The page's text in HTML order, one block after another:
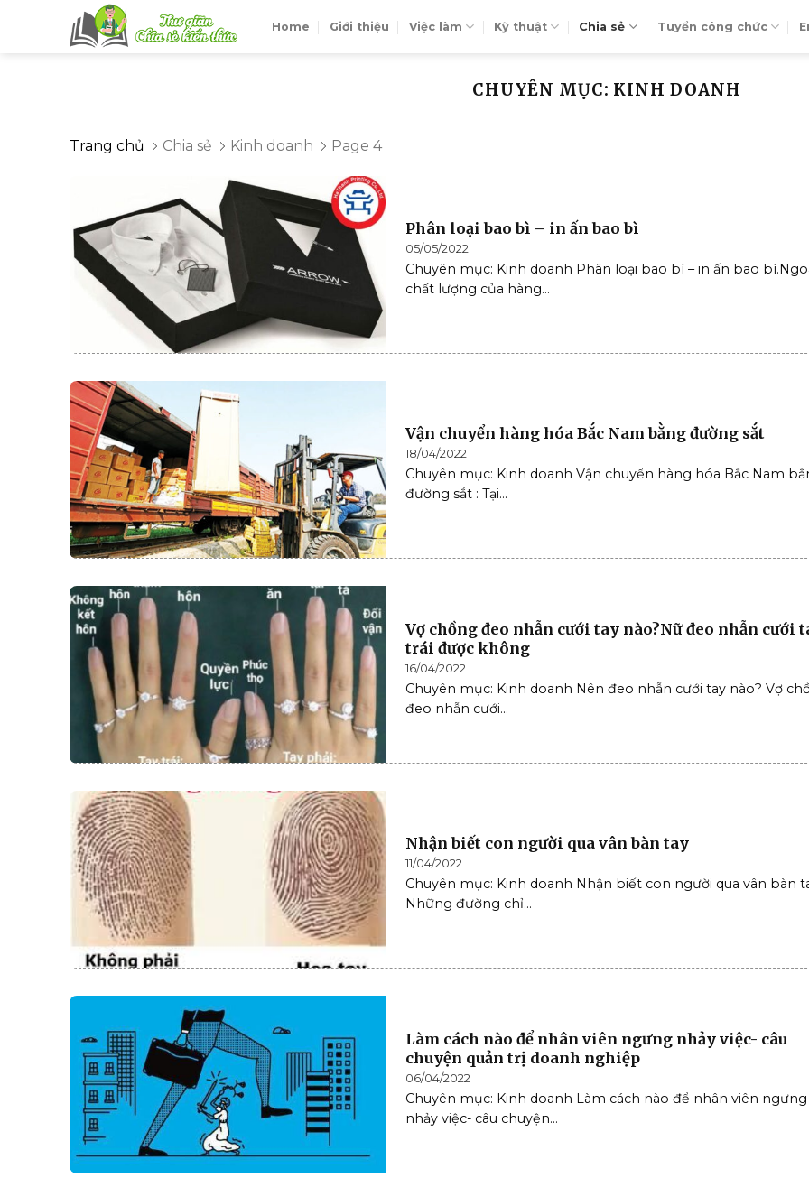
Home Giới thiệu Việc làm Kỹ thuật Chia sẻ Tuyển công chức
CHUYÊN MỤC: KINH DOANH
Trang chủ Chia sẻ Kinh doanh Page 4
Phân loại bao bì – in ấn bao bì
05/05/2022
Chuyên mục: Kinh doanh Phân loại bao bì – in ấn bao
chất lượng của hàng...
Vận chuyển hàng hóa Bắc Nam bằng đường sắt
18/04/2022
Chuyên mục: Kinh doanh Vận chuyển hàng hóa Bắc Nam
đường sắt : Tại...
Vợ chồng đeo nhẫn cưới tay nào?Nữ đeo nhẫn cưới
trái được không
16/04/2022
Chuyên mục: Kinh doanh Nên đeo nhẫn cưới tay nào? Vợ
đeo nhẫn cưới...
Nhận biết con người qua vân bàn tay
11/04/2022
Chuyên mục: Kinh doanh Nhận biết con người qua vân bàn
Những đường chỉ...
Làm cách nào để nhân viên ngưng nhảy việc- câu
chuyện quản trị doanh nghiệp
06/04/2022
Chuyên mục: Kinh doanh Làm cách nào để nhân viên ngưng
nhảy việc- câu chuyện...